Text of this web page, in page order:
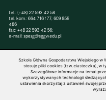
tel.:(+48) 22 593 42 58
tel. kom.:664 716 177;609 859
486
fax: +48 22 593 42 56;
e-mail:spesg@sggw.edu.pl
© 1816–2026 SGGW — ALL
Szkoła Główna Gospodarstwa Wiejskiego
stosuje pliki cookies (tzw. ciasteczka), w
Szczegółowe informacje na temat
wykorzystywanych technologii
ustawienia skorzystaj z ustawień swojej